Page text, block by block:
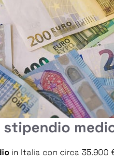
in Italia con circa 35.900